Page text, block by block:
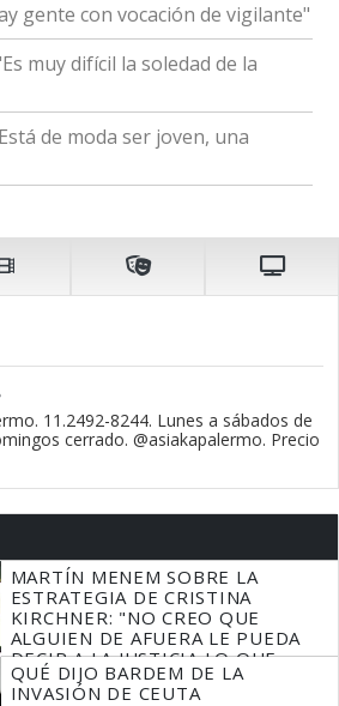
gente con vocación de vigilante"
muy difícil la soledad de la
de moda ser joven, una
11.2492-8244. Lunes a sábados de
cerrado. @asiakapalermo. Precio
MARTÍN MENEM SOBRE LA
ESTRATEGIA DE CRISTINA
KIRCHNER: "NO CREO QUE
ALGUIEN DE AFUERA LE PUEDA
DECIR A LA JUSTICIA LO QUE
TIENE QUE HACER"
QUÉ DIJO BARDEM DE LA
INVASIÓN DE CEUTA